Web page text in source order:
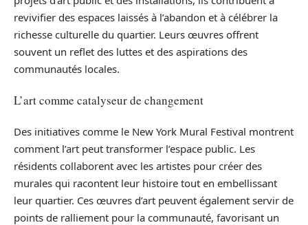
revivifier des espaces laissés à l’abandon et à célébrer la
richesse culturelle du quartier. Leurs œuvres offrent
souvent un reflet des luttes et des aspirations des
communautés locales.
L’art comme catalyseur de changement
Des initiatives comme le New York Mural Festival montrent
comment l’art peut transformer l’espace public. Les
résidents collaborent avec les artistes pour créer des
murales qui racontent leur histoire tout en embellissant
leur quartier. Ces œuvres d’art peuvent également servir de
points de ralliement pour la communauté, favorisant un